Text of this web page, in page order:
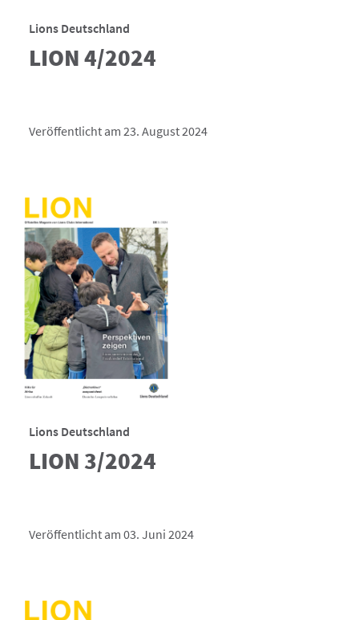
Lions Deutschland
LION 4/2024
Veröffentlicht am 23. August 2024
Lions Deutschland
LION 3/2024
Veröffentlicht am 03. Juni 2024